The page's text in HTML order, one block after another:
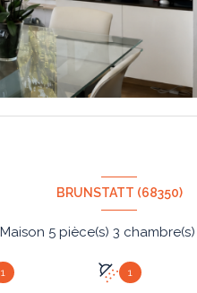
BRUNSTATT (68350)
1 1